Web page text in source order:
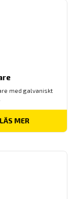
med galvaniskt
LÄS MER